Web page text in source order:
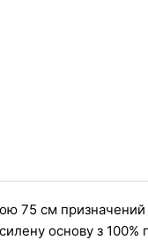
75 см
основу з